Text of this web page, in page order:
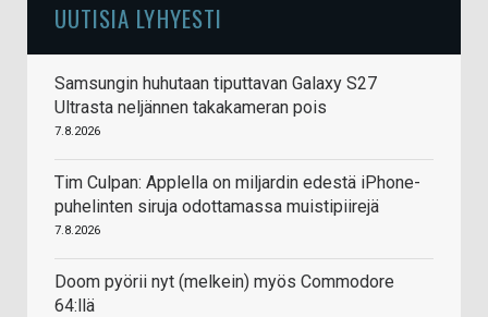
UUTISIA LYHYESTI
Samsungin huhutaan tiputtavan Galaxy S27
Ultrasta neljännen takakameran pois
7.8.2026
Tim Culpan: Applella on miljardin edestä iPhone-
puhelinten siruja odottamassa muistipiirejä
7.8.2026
Doom pyörii nyt (melkein) myös Commodore
64:llä